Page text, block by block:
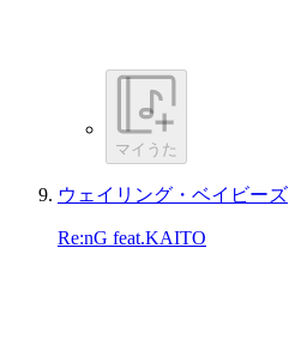
マイうた
ウェイリング・ベイビーズ
Re:nG feat.KAITO